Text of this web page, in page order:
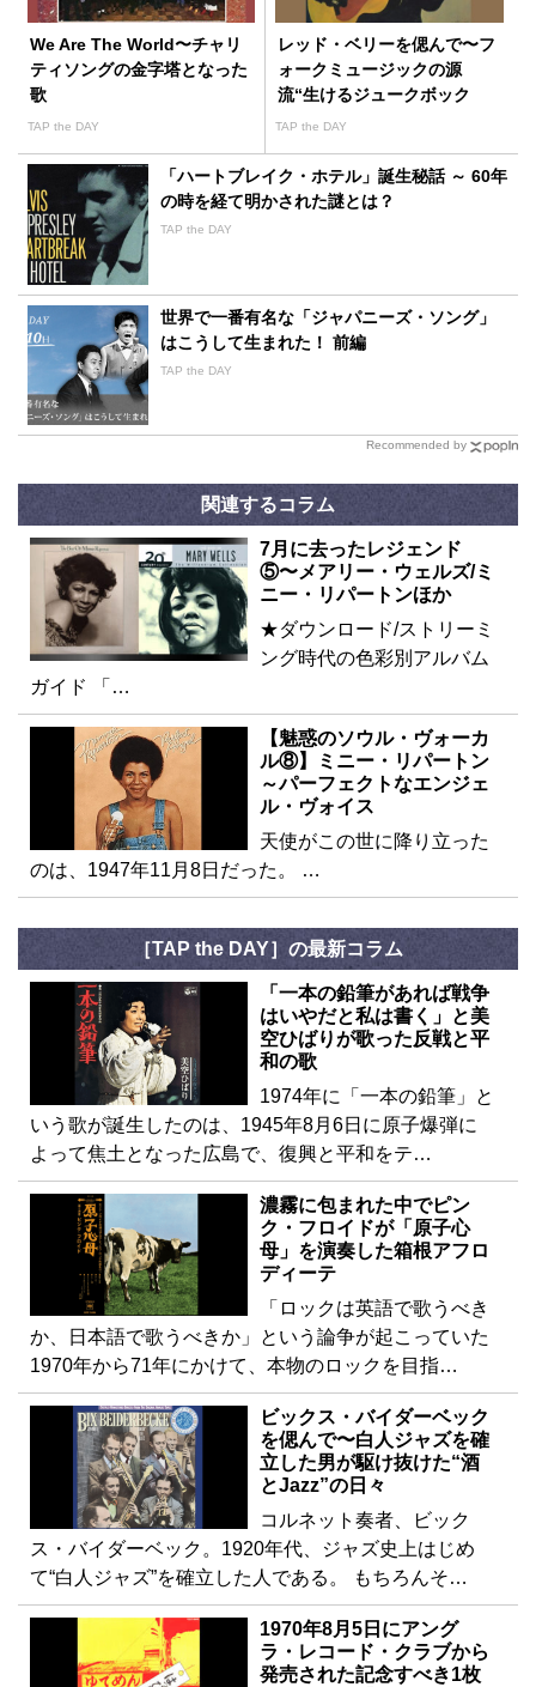
We Are The World〜チャリ
ティソングの金字塔となった
歌
TAP the DAY
レッド・ベリーを偲んで〜フ
ォークミュージックの源
流“生けるジュークボック
ス”と呼ばれた男の数奇な人
TAP the DAY
「ハートブレイク・ホテル」誕生秘話 ～ 60年
の時を経て明かされた謎とは？
TAP the DAY
世界で一番有名な「ジャパニーズ・ソング」
はこうして生まれた！ 前編
TAP the DAY
Recommended by
関連するコラム
7月に去ったレジェンド
⑤〜メアリー・ウェルズ/ミ
ニー・リパートンほか
★ダウンロード/ストリーミ
ング時代の色彩別アルバム
ガイド 「…
【魅惑のソウル・ヴォーカ
ル⑧】ミニー・リパートン
～パーフェクトなエンジェ
ル・ヴォイス
天使がこの世に降り立った
のは、1947年11月8日だった。 …
［TAP the DAY］の最新コラム
「一本の鉛筆があれば戦争
はいやだと私は書く」と美
空ひばりが歌った反戦と平
和の歌
1974年に「一本の鉛筆」と
いう歌が誕生したのは、1945年8月6日に原子爆弾に
よって焦土となった広島で、復興と平和をテ…
濃霧に包まれた中でピン
ク・フロイドが「原子心
母」を演奏した箱根アフロ
ディーテ
「ロックは英語で歌うべき
か、日本語で歌うべきか」という論争が起こっていた
1970年から71年にかけて、本物のロックを目指…
ビックス・バイダーベック
を偲んで〜白人ジャズを確
立した男が駆け抜けた“酒
とJazz”の日々
コルネット奏者、ビック
ス・バイダーベック。1920年代、ジャズ史上はじめ
て“白人ジャズ”を確立した人である。 もちろんそ…
1970年8月5日にアング
ラ・レコード・クラブから
発売された記念すべき1枚